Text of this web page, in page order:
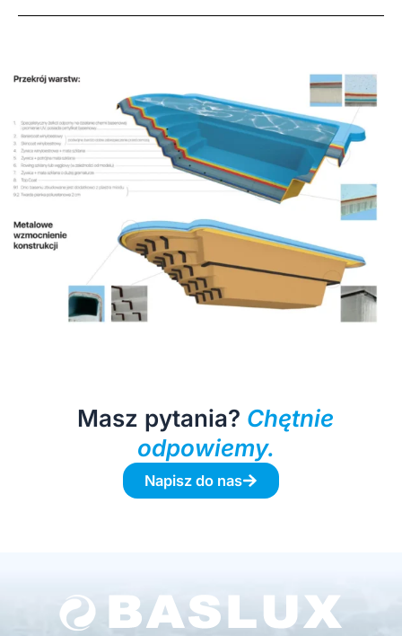
Masz pytania? Chętnie
odpowiemy.
Napisz do nas